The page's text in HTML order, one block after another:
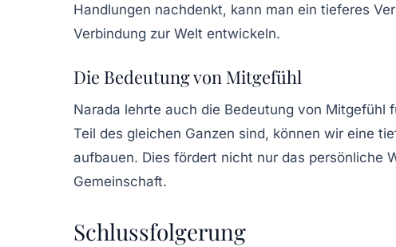
Handlungen nachdenkt, kann man ein tieferes
Verbindung zur Welt entwickeln.
Die Bedeutung von Mitgefühl
Narada lehrte auch die Bedeutung von Mitgefühl
Teil des gleichen Ganzen sind, können wir eine
aufbauen. Dies fördert nicht nur das persönliche
Gemeinschaft.
Schlussfolgerung